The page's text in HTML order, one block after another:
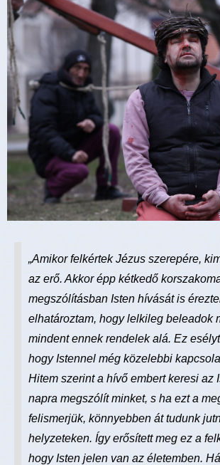
„Amikor felkértek Jézus szerepére,
az erő. Akkor épp kétkedő
megszólításban Isten hívását is
elhatároztam, hogy lelkileg beleadok
mindent ennek rendelek alá. Ez
hogy Istennel még közelebbi
Hitem szerint a hívő embert keresi az
napra megszólít minket, s ha ezt a
felismerjük, könnyebben át tudunk
helyzeteken. Így erősített meg ez a
hogy Isten jelen van az életemben.